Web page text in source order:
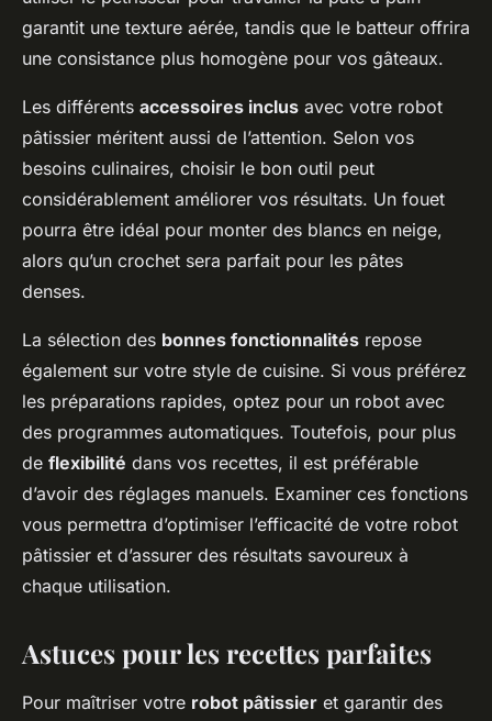
garantit une texture aérée, tandis que le batteur offrira
une consistance plus homogène pour vos gâteaux.
Les différents accessoires inclus avec votre robot
pâtissier méritent aussi de l’attention. Selon vos
besoins culinaires, choisir le bon outil peut
considérablement améliorer vos résultats. Un fouet
pourra être idéal pour monter des blancs en neige,
alors qu’un crochet sera parfait pour les pâtes
denses.
La sélection des bonnes fonctionnalités repose
également sur votre style de cuisine. Si vous préférez
les préparations rapides, optez pour un robot avec
des programmes automatiques. Toutefois, pour plus
de flexibilité dans vos recettes, il est préférable
d’avoir des réglages manuels. Examiner ces fonctions
vous permettra d’optimiser l’efficacité de votre robot
pâtissier et d’assurer des résultats savoureux à
chaque utilisation.
Astuces pour les recettes parfaites
Pour maîtriser votre robot pâtissier et garantir des